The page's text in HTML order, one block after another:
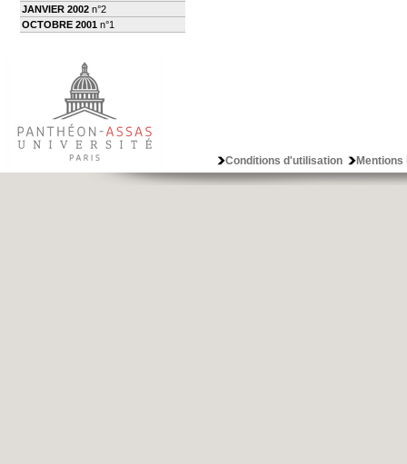
JANVIER 2002 n°2
OCTOBRE 2001 n°1
Conditions d'utilisation Mentions